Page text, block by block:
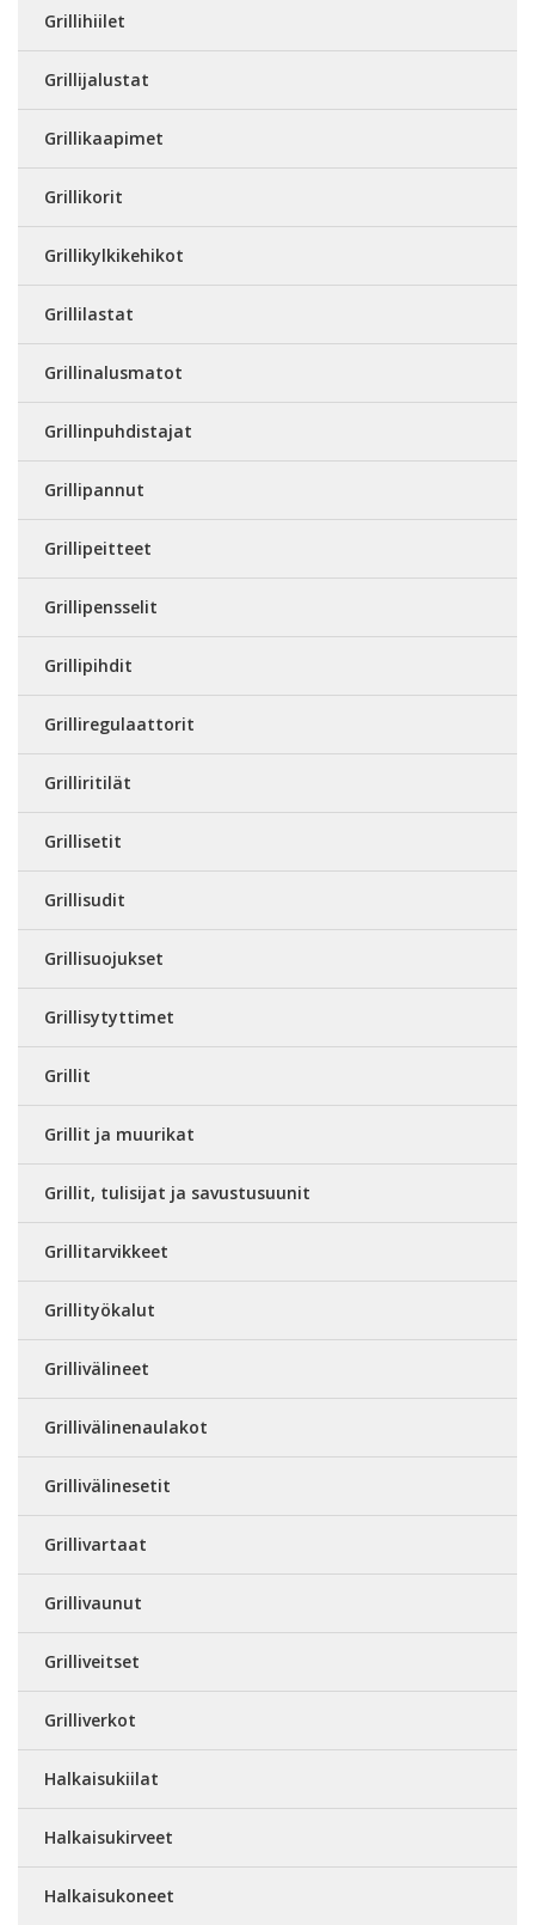
Grillihiilet
Grillijalustat
Grillikaapimet
Grillikorit
Grillikylkikehikot
Grillilastat
Grillinalusmatot
Grillinpuhdistajat
Grillipannut
Grillipeitteet
Grillipensselit
Grillipihdit
Grilliregulaattorit
Grilliritilät
Grillisetit
Grillisudit
Grillisuojukset
Grillisytyttimet
Grillit
Grillit ja muurikat
Grillit, tulisijat ja savustusuunit
Grillitarvikkeet
Grillityökalut
Grillivälineet
Grillivälinenaulakot
Grillivälinesetit
Grillivartaat
Grillivaunut
Grilliveitset
Grilliverkot
Halkaisukiilat
Halkaisukirveet
Halkaisukoneet